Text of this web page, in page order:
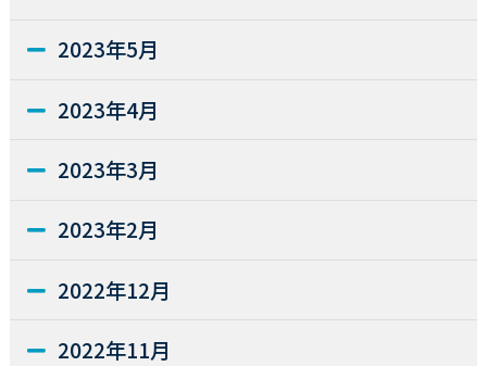
2023年5月
2023年4月
2023年3月
2023年2月
2022年12月
2022年11月